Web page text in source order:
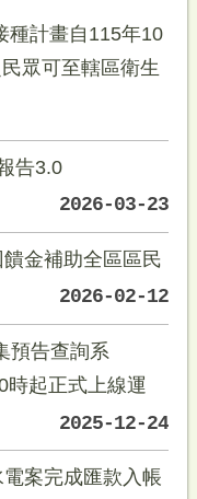
種計畫自115年10
眾可至轄區衛生
告3.0
2026-03-23
金補助全區區民
2026-02-12
預告查詢系
時起正式上線運
2025-12-24
案完成匯款入帳